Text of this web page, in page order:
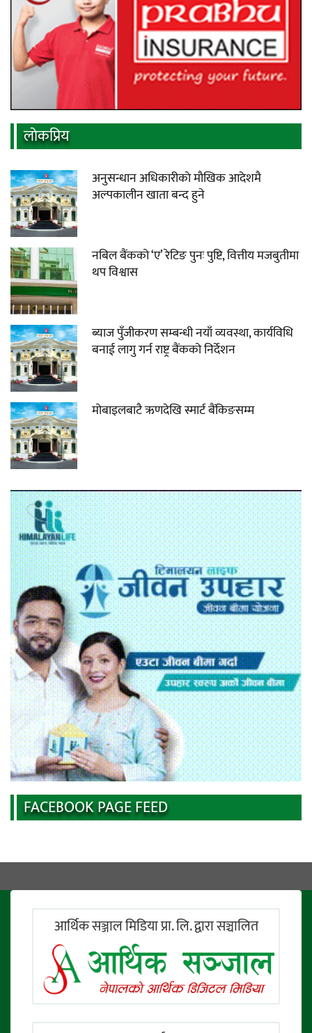
लाेकप्रिय
अनुसन्धान अधिकारीकाे माैखिक आदेशमै
अल्पकालीन खाता बन्द हुने
नबिल बैंकको ‘ए’ रेटिङ पुनः पुष्टि, वित्तीय मजबुतीमा
थप विश्वास
ब्याज पुँजीकरण सम्बन्धी नयाँ व्यवस्था, कार्यविधि
बनाई लागु गर्न राष्ट्र बैंकको निर्देशन
मोबाइलबाटै ऋणदेखि स्मार्ट बैंकिङसम्म
FACEBOOK PAGE FEED
आर्थिक सञ्जाल मिडिया प्रा. लि. द्वारा सञ्चालित